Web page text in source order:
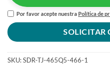
Por favor acepte nuestraPolítica de
SOLICITAR
SKU:SDR-TJ-465Q5-466-1